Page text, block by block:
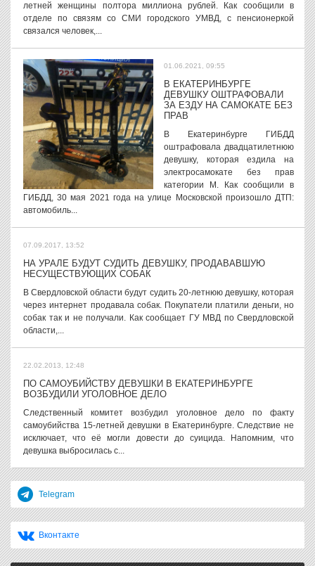
летней женщины полтора миллиона рублей. Как сообщили в
отделе по связям со СМИ городского УМВД, с пенсионеркой
связался человек,...
01.06.2021, 09:55
В ЕКАТЕРИНБУРГЕ
ДЕВУШКУ ОШТРАФОВАЛИ
ЗА ЕЗДУ НА САМОКАТЕ БЕЗ
ПРАВ
В Екатеринбурге ГИБДД
оштрафовала двадцатилетнюю
девушку, которая ездила на
электросамокате без прав
категории М. Как сообщили в
ГИБДД, 30 мая 2021 года на улице Московской произошло ДТП:
автомобиль...
07.09.2017, 13:52
НА УРАЛЕ БУДУТ СУДИТЬ ДЕВУШКУ, ПРОДАВАВШУЮ
НЕСУЩЕСТВУЮЩИХ СОБАК
В Свердловской области будут судить 20-летнюю девушку, которая
через интернет продавала собак. Покупатели платили деньги, но
собак так и не получали. Как сообщает ГУ МВД по Свердловской
области,...
22.02.2013, 12:48
ПО САМОУБИЙСТВУ ДЕВУШКИ В ЕКАТЕРИНБУРГЕ
ВОЗБУДИЛИ УГОЛОВНОЕ ДЕЛО
Следственный комитет возбудил уголовное дело по факту
самоубийства 15-летней девушки в Екатеринбурге. Следствие не
исключает, что её могли довести до суицида. Напомним, что
девушка выбросилась с...
Telegram
Вконтакте